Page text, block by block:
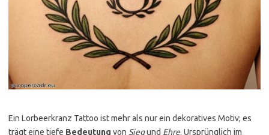
Ein Lorbeerkranz Tattoo ist mehr als nur ein dekoratives Motiv; es
trägt eine tiefe Bedeutung von Siegund Ehre. Ursprünglich im